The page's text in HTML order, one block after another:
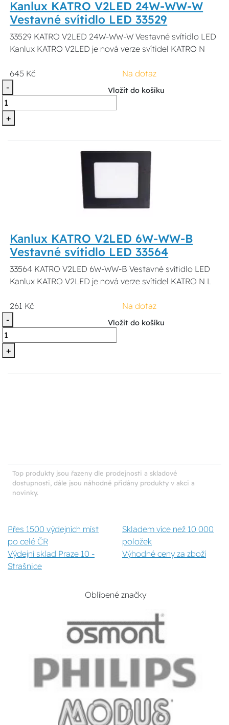
Kanlux KATRO V2LED 24W-WW-W
Vestavné svítidlo LED 33529
33529 KATRO V2LED 24W-WW-W Vestavné svítidlo LED
Kanlux KATRO V2LED je nová verze svítidel KATRO N
645 Kč
Na dotaz
-
+
Vložit do košíku
Kanlux KATRO V2LED 6W-WW-B
Vestavné svítidlo LED 33564
33564 KATRO V2LED 6W-WW-B Vestavné svítidlo LED
Kanlux KATRO V2LED je nová verze svítidel KATRO N L
261 Kč
Na dotaz
-
+
Vložit do košíku
Top produkty jsou řazeny dle prodejnosti a skladové
dostupnosti, dále jsou náhodně přidány produkty v akci a
novinky.
Přes 1500 výdejních míst
po celé ČR
Skladem více než 10 000
položek
Výdejní sklad Praze 10 -
Strašnice
Výhodné ceny za zboží
Oblíbené značky